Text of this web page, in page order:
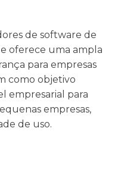
de software de
oferece uma ampla
para empresas
como objetivo
empresarial para
empresas,
de uso.